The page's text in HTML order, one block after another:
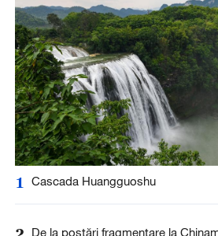
1 Cascada Huangguoshu
De la postări fragmentare la